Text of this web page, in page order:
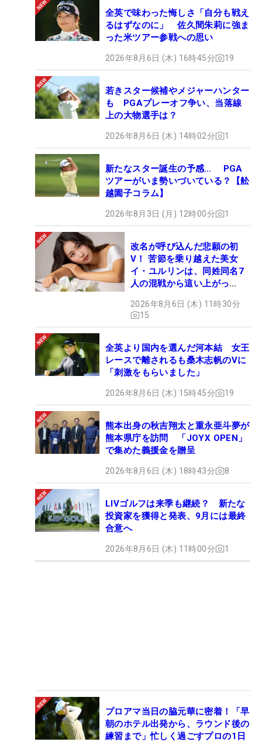
全英で味わった悔しさ「自分も戦え
るはずなのに」 佐久間朱莉に強ま
った米ツアー参戦への思い
2026年8月6日 (木) 16時45分 19
若きスター候補やメジャーハンター
も PGAプレーオフ争い、当落線
上の大物選手は？
2026年8月6日 (木) 14時02分 1
新たなスター誕生の予感… PGA
ツアーがいま勢いづいている？【舩
越園子コラム】
2026年8月3日 (月) 12時00分 1
改名が呼び込んだ悲願の初
V！ 苦節を乗り越えた美女
イ・ユルリンは、同姓同名7
人の混戦から這い上がっ
2026年8月6日 (木) 11時30分
15
全英より国内を選んだ河本結 女王
レースで離されるも桑木志帆のVに
「刺激をもらいました」
2026年8月6日 (木) 15時45分 19
熊本出身の秋吉翔太と重永亜斗夢が
熊本県庁を訪問 「JOYX OPEN」
で集めた義援金を贈呈
2026年8月6日 (木) 18時43分 8
LIVゴルフは来季も継続？ 新たな
投資家を獲得と発表、9月には最終
合意へ
2026年8月6日 (木) 11時00分 1
プロアマ当日の脇元華に密着！「早
朝のホテル出発から、ラウンド後の
練習まで」忙しく過ごすプロの1日